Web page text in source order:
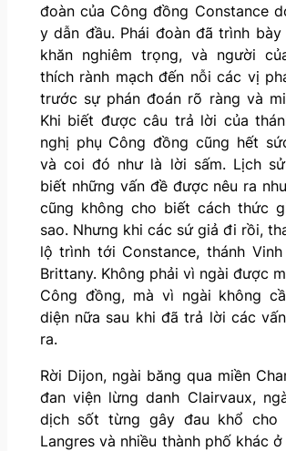
đoàn của Công đồng Constance
y dẫn đầu. Phái đoàn đã trình
khăn nghiêm trọng, và người
thích rành mạch đến nỗi các vị
trước sự phán đoán rõ ràng và
Khi biết được câu trả lời của
nghị phụ Công đồng cũng hết
và coi đó như là lời sấm. Lịch
biết những vấn đề được nêu ra
cũng không cho biết cách thức
sao. Nhưng khi các sứ giả đi rồi,
lộ trình tới Constance, thánh
Brittany. Không phải vì ngài được
Công đồng, mà vì ngài không
diện nữa sau khi đã trả lời các
ra.
Rời Dijon, ngài băng qua miền
đan viện lừng danh Clairvaux,
dịch sốt từng gây đau khổ cho
Langres và nhiều thành phố khác